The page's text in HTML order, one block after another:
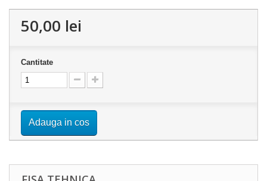
50,00 lei
Cantitate
Adauga in cos